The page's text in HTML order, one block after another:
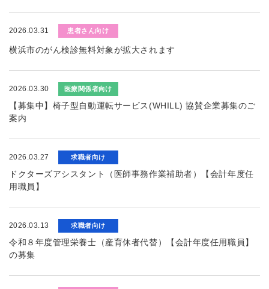
2026.03.31 患者さん向け
横浜市のがん検診無料対象が拡大されます
2026.03.30 医療関係者向け
【募集中】椅子型自動運転サービス(WHILL) 協賛企業募集のご
案内
2026.03.27 求職者向け
ドクターズアシスタント（医師事務作業補助者）【会計年度任
用職員】
2026.03.13 求職者向け
令和８年度管理栄養士（産育休者代替）【会計年度任用職員】
の募集